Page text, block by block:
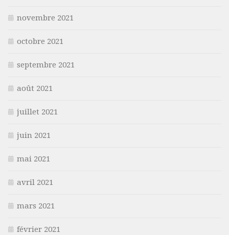
novembre 2021
octobre 2021
septembre 2021
août 2021
juillet 2021
juin 2021
mai 2021
avril 2021
mars 2021
février 2021